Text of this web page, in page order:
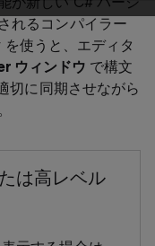
れるコンパイラー
使うと、エディタ
ウィンドウ で構文
切に同期させながら
は高レベル